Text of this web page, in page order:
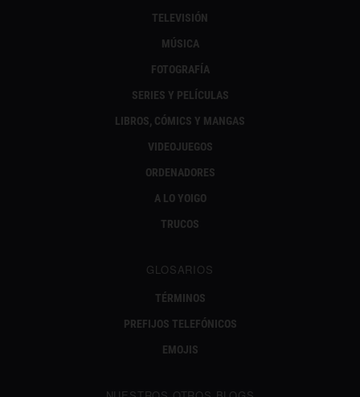
TELEVISIÓN
MÚSICA
FOTOGRAFÍA
SERIES Y PELÍCULAS
LIBROS, CÓMICS Y MANGAS
VIDEOJUEGOS
ORDENADORES
A LO YOIGO
TRUCOS
GLOSARIOS
TÉRMINOS
PREFIJOS TELEFÓNICOS
EMOJIS